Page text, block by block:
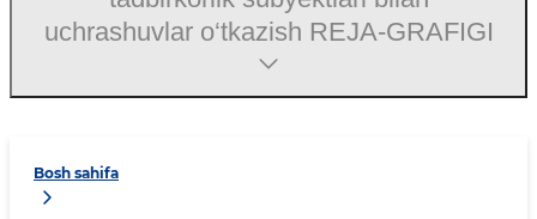
Bosh sahifa
uchrashuvlar o‘tkazish REJA-GRAFIGI